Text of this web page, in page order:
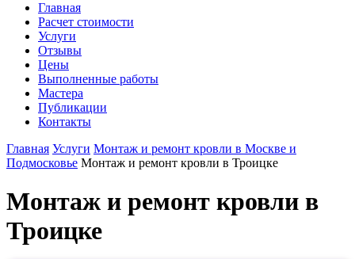
Главная
Расчет стоимости
Услуги
Отзывы
Цены
Выполненные работы
Мастера
Публикации
Контакты
Главная Услуги Монтаж и ремонт кровли в Москве и
Подмосковье Монтаж и ремонт кровли в Троицке
Монтаж и ремонт кровли в
Троицке